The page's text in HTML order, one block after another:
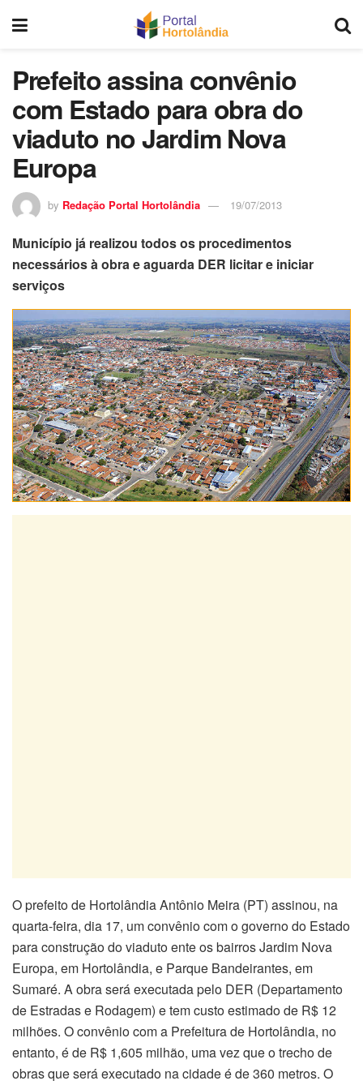
Prefeito assina convênio
com Estado para obra do
viaduto no Jardim Nova
Europa
by Redação Portal Hortolândia 19/07/2013
Município já realizou todos os procedimentos
necessários à obra e aguarda DER licitar e iniciar
serviços
O prefeito de Hortolândia Antônio Meira (PT) assinou, na
quarta-feira, dia 17, um convênio com o governo do Estado
para construção do viaduto ente os bairros Jardim Nova
Europa, em Hortolândia, e Parque Bandeirantes, em
Sumaré. A obra será executada pelo DER (Departamento
de Estradas e Rodagem) e tem custo estimado de R$ 12
milhões. O convênio com a Prefeitura de Hortolândia, no
entanto, é de R$ 1,605 milhão, uma vez que o trecho de
obras que será executado na cidade é de 360 metros. O